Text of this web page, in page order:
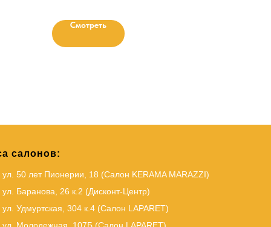
Смотреть
салонов:
ул. 50 лет Пионерии, 18 (Салон KERAMA MARAZZI)
Баранова, 26 к.2 (Дисконт-Центр)
Удмуртская, 304 к.4 (Салон LAPARET)